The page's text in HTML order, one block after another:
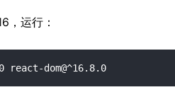
，运行：
react-dom@^16.8.0